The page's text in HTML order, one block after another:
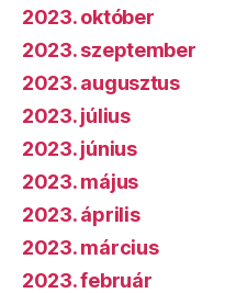
2023. október
2023. szeptember
2023. augusztus
2023. július
2023. június
2023. május
2023. április
2023. március
2023. február